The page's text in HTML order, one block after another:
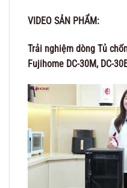
VIDEO SẢN PHẨM:
Trải nghiệm dòng Tủ
Fujihome DC-30M, DC-